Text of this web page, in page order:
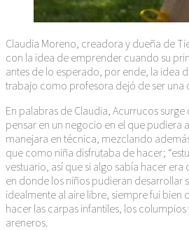
Claudia Moreno, creadora y dueña de
con la idea de emprender cuando su
antes de lo esperado, por ende, la idea
trabajo como profesora dejó de ser una
En palabras de Claudia, Acurrucos
pensar en un negocio en el que pudiera
manejara en técnica, mezclando
que como niña disfrutaba de hacer;
vestuario, así que si algo sabía hacer
en donde los niños pudieran desarrollar
idealmente al aire libre, siempre fui bien
hacer las carpas infantiles, los
areneros.